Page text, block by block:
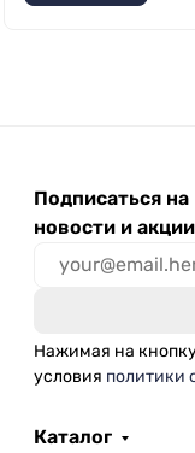
Подписаться на
новости и акции
Нажимая на
условия политики
Каталог